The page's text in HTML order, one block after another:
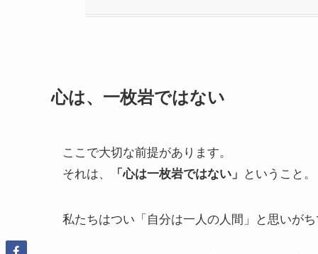
心は、一枚岩ではない
ここで大切な前提があります。
それは、
「心は一枚岩ではない」 ということ。
私たちはつい「自分は一人の人間」と思いが